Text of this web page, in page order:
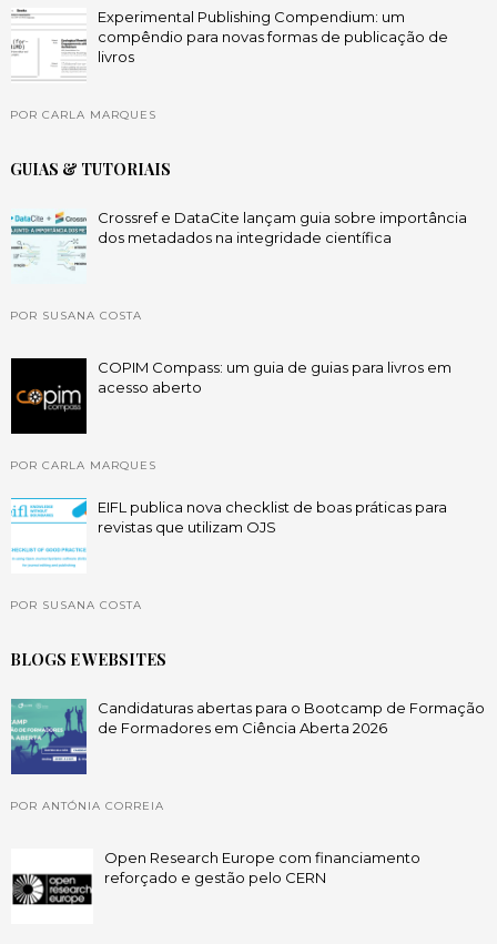
Experimental Publishing Compendium: um
compêndio para novas formas de publicação de
livros
POR CARLA MARQUES
GUIAS & TUTORIAIS
Crossref e DataCite lançam guia sobre importância
dos metadados na integridade científica
POR SUSANA COSTA
COPIM Compass: um guia de guias para livros em
acesso aberto
POR CARLA MARQUES
EIFL publica nova checklist de boas práticas para
revistas que utilizam OJS
POR SUSANA COSTA
BLOGS E WEBSITES
Candidaturas abertas para o Bootcamp de Formação
de Formadores em Ciência Aberta 2026
POR ANTÓNIA CORREIA
Open Research Europe com financiamento
reforçado e gestão pelo CERN